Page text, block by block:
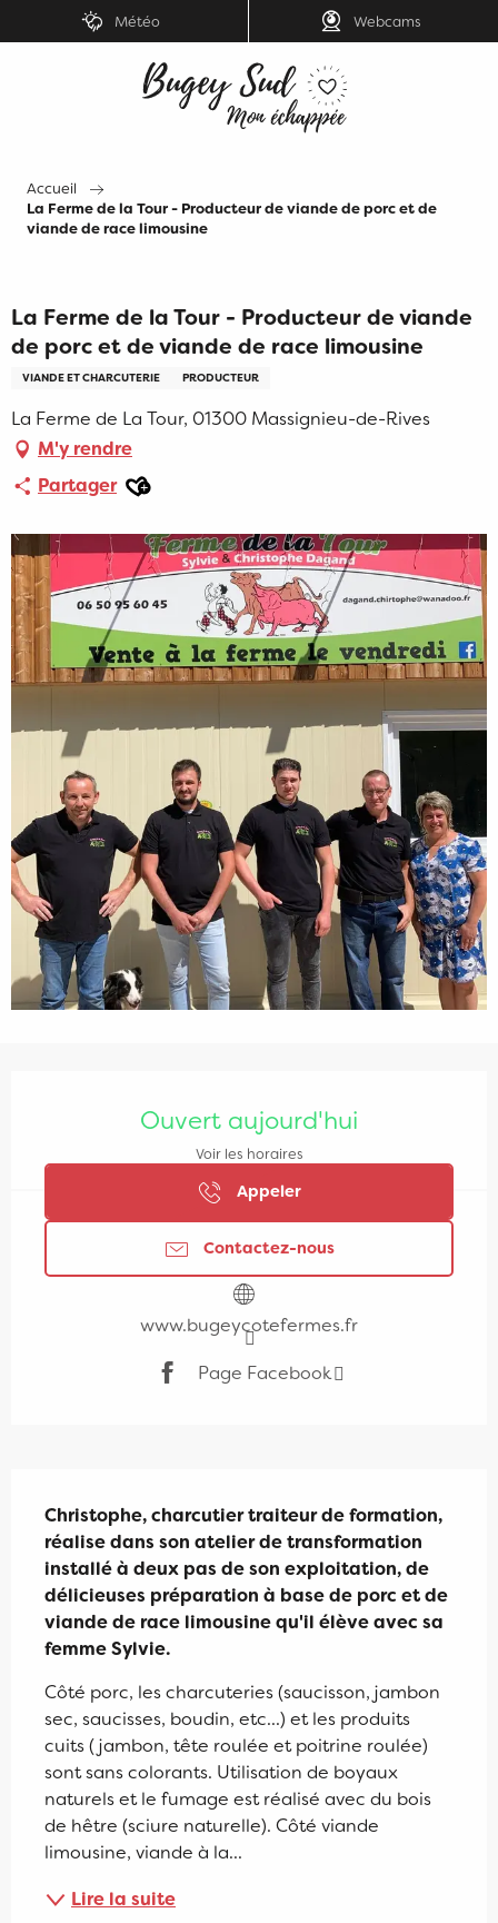
au
Météo Webcams
Accueil
La Ferme de la Tour - Producteur de viande de porc et de
viande de race limousine
La Ferme de la Tour - Producteur de viande
de porc et de viande de race limousine
VIANDE ET CHARCUTERIE PRODUCTEUR
La Ferme de La Tour, 01300 Massignieu-de-Rives
M'y rendre
PartagerAjouter aux favoris
Ouvert aujourd'hui
Voir les horaires
Appeler
Contactez-nous
www.bugeycotefermes.fr
Page Facebook
Christophe, charcutier traiteur de formation,
réalise dans son atelier de transformation
installé à deux pas de son exploitation, de
délicieuses préparation à base de porc et de
viande de race limousine qu'il élève avec sa
femme Sylvie.
Côté porc, les charcuteries (saucisson, jambon
sec, saucisses, boudin, etc...) et les produits
cuits ( jambon, tête roulée et poitrine roulée)
sont sans colorants. Utilisation de boyaux
naturels et le fumage est réalisé avec du bois
de hêtre (sciure naturelle). Côté viande
limousine, viande à la...
Lire la suite